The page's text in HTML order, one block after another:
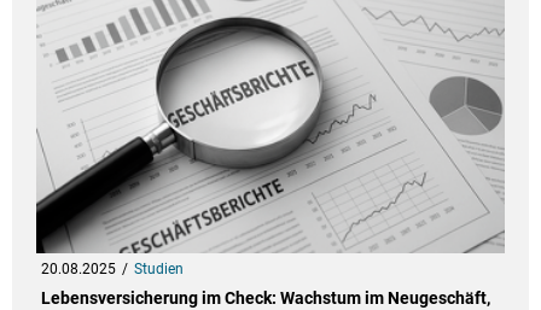
20.08.2025 Studien
Lebensversicherung im Check: Wachstum im Neugeschäft,